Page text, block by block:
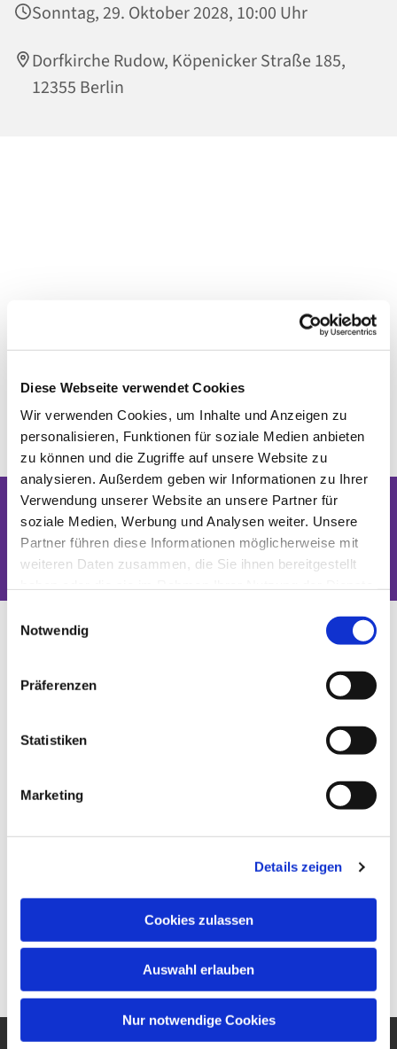
Diese Webseite verwendet Cookies
Wir verwenden Cookies, um Inhalte und Anzeigen zu
personalisieren, Funktionen für soziale Medien anbieten
zu können und die Zugriffe auf unsere Website zu
analysieren. Außerdem geben wir Informationen zu Ihrer
Verwendung unserer Website an unsere Partner für
soziale Medien, Werbung und Analysen weiter. Unsere
Partner führen diese Informationen möglicherweise mit
weiteren Daten zusammen, die Sie ihnen bereitgestellt
Notwendig
Präferenzen
Statistiken
Marketing
Details zeigen
Cookies zulassen
Auswahl erlauben
Nur notwendige Cookies
Sonntag, 29. Oktober 2028, 10:00 Uhr
Dorfkirche Rudow, Köpenicker Straße 185,
12355 Berlin
Dies könnte Sie auch interessieren